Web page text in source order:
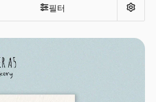
필터